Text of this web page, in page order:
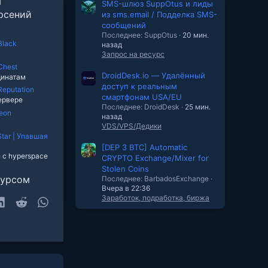
| Упавшая
с hyperspace
LinkedInReddit
SMS-шлюз SuppOtus и лиды
из sms.email / Подделка SMS-
сообщений
Последнее: SuppOtus
20 мин.
назад
Запрос на ресурс
DroidDesk.io — Удалённый
доступ к реальным
смартфонам USA/EU
Последнее: DroidDesk
25 мин.
назад
VDS/VPS/Дедики
[DEP 3 BTC] Automatic
CRYPTO Exchange/Mixer for
Stolen Coins
Последнее: BarbadosExchange
Вчера в 22:36
Заработок, подработка, биржа